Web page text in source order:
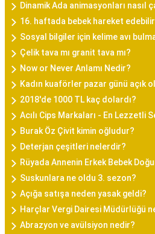
Dinamik Ada animasyonları nasıl
16. haftada bebek hareket
Sosyal bilgiler için kelime avı
Çelik tava mı granit tava mı?
Now or Never Anlamı Nedir?
Kadın kuaförler pazar günü açık
2018'de 1000 TL kaç dolardı?
Acılı Cips Markaları - En Lezzetli
Burak Öz Çivit kimin oğludur?
Deterjan çeşitleri nelerdir?
Rüyada Annenin Erkek Bebek
Suskunlara ne oldu 3. sezon?
Açığa satışa neden yasak geldi?
Harçlar Vergi Dairesi Müdürlüğü
Abrazyon ve avülsiyon nedir?